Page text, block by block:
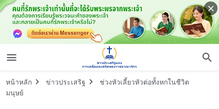
หน้าหลัก ข่าวประเสริฐ
ช่วงหัวเลี้ยวหัวต่อทั้งหกในชีวิต
มนุษย์